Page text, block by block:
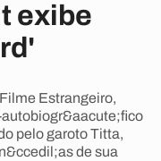
exibe
Estrangeiro,
pelo garoto Titta,
de sua